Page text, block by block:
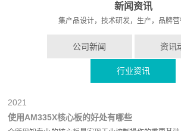
新闻资讯
集产品设计，技术研发，生产，品牌
公司新闻 资讯
行业资讯
2021
使用AM335X核心板的好处有哪些